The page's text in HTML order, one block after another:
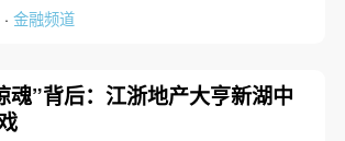
金融频道
魂”背后：江浙地产大亨新湖中